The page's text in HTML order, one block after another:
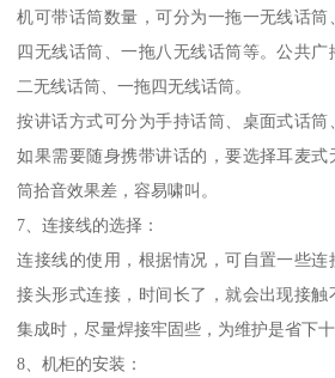
机可带话筒数量，可分为一拖一无线话
四无线话筒、一拖八无线话筒等。公共
二无线话筒、一拖四无线话筒。
按讲话方式可分为手持话筒、桌面式话筒
如果需要随身携带讲话的，要选择耳麦
筒拾音效果差，容易啸叫。
7、连接线的选择：
连接线的使用，根据情况，可自置一些
接头形式连接，时间长了，就会出现接
集成时，尽量焊接牢固些，为维护是省下十
8、机柜的安装：